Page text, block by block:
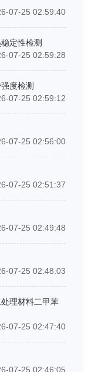
07-25 02:59:40
定性检测
07-25 02:59:28
度检测
07-25 02:59:12
07-25 02:56:00
07-25 02:51:37
07-25 02:49:48
07-25 02:48:03
理材料二甲苯
07-25 02:47:40
07-25 02:46:05